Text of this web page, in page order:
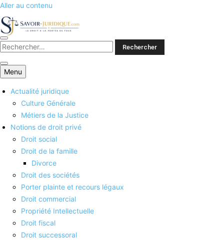
Aller au contenu
Savoirs juridiques
Menu
Actualité juridique
Culture Générale
Métiers de la Justice
Notions de droit privé
Droit social
Droit de la famille
Divorce
Droit des sociétés
Porter plainte et recours légaux
Droit commercial
Propriété Intellectuelle
Droit fiscal
Droit successoral